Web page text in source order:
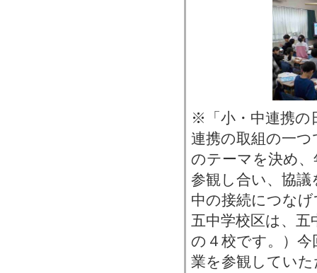
※「小・中連携の
連携の取組の一
のテーマを決め
参観し合い、協
中の接続につな
五中学校区は、五
の４校です。）
業を参観してい